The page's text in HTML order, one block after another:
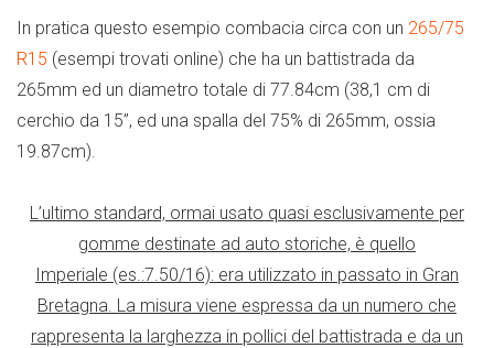
In pratica questo esempio combacia circa con un 265/75
R15 (esempi trovati online) che ha un battistrada da
265mm ed un diametro totale di 77.84cm (38,1 cm di
cerchio da 15”, ed una spalla del 75% di 265mm, ossia
19.87cm).
L’ultimo standard, ormai usato quasi esclusivamente per
gomme destinate ad auto storiche, è quello
Imperiale (es.:7.50/16): era utilizzato in passato in Gran
Bretagna. La misura viene espressa da un numero che
rappresenta la larghezza in pollici del battistrada e da un